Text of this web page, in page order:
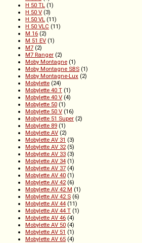
H 50 TL (1)
H 50 V (3)
H 50 VL (11)
H 50 VLC (11)
M 16 (2)
M 51 EV (1)
M7 (2)
M7 Ranger (2)
Moby Montagne (1)
Moby Montagne SBS (1)
Moby Montagne-Lux (2)
Mobylette (24)
Mobylette 40 T (1)
Mobylette 40 V (4)
Mobylette 50 (1)
Mobylette 50 V (16)
Mobylette 51 Super (2)
Mobylette 89 (1)
Mobylette AV (2)
Mobylette AV 31 (3)
Mobylette AV 32(5)
Mobylette AV 33 (3)
Mobylette AV 34 (1)
Mobylette AV 37 (4)
Mobylette AV 40 (1)
Mobylette AV 42(6)
Mobylette AV 42 M (1)
Mobylette AV 42 S (6)
Mobylette AV 44 (11)
Mobylette AV 44 T (1)
Mobylette AV 46 (4)
Mobylette AV 50 (4)
Mobylette AV 51 (1)
Mobylette AV 65 (4)